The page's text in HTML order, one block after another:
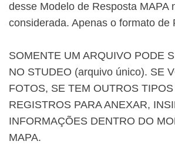
desse Modelo de Resposta MAPA
considerada. Apenas o formato de
SOMENTE UM ARQUIVO PODE
NO STUDEO (arquivo único). SE
FOTOS, SE TEM OUTROS
REGISTROS PARA ANEXAR,
INFORMAÇÕES DENTRO DO
MAPA.